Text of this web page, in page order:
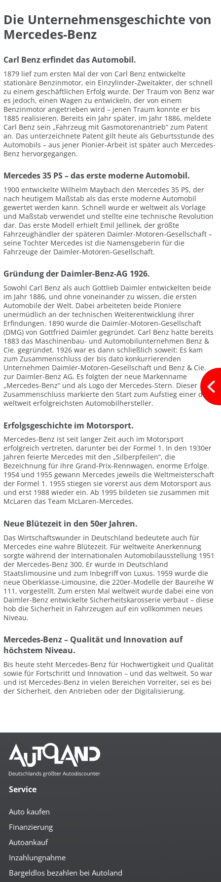
Die Unternehmensgeschichte von
Mercedes-Benz
Carl Benz erfindet das Automobil.
1879 lief zum ersten Mal der von Carl Benz entwickelte
stationäre Benzinmotor, ein Einzylinder-Zweitakter, der schnell
zu einem geschäftlichen Erfolg wurde. Der Traum von Benz war
es jedoch, einen Wagen zu entwickeln, der von einem
Benzinmotor angetrieben wird – jenen Traum konnte er bis
1885 realisieren. Bereits ein Jahr später, im Jahr 1886, meldete
Carl Benz sein „Fahrzeug mit Gasmotorenantrieb“ zum Patent
an. Das unterzeichnete Patent gilt heute als Geburtsstunde des
Automobils – aus jener Pionier-Arbeit ist später auch Mercedes-
Benz hervorgegangen.
Mercedes 35 PS – das erste moderne Automobil.
1900 entwickelte Wilhelm Maybach den Mercedes 35 PS, der
nach heutigem Maßstab als das erste moderne Automobil
gewertet werden kann. Schnell wurde er weltweit als Vorlage
und Maßstab verwendet und stellte eine technische Revolution
dar. Das erste Modell erhielt Emil Jellinek, der größte
Fahrzeughändler der späteren Daimler-Motoren-Gesellschaft –
seine Tochter Mercedes ist die Namensgeberin für die
Fahrzeuge der Daimler-Motoren-Gesellschaft.
Gründung der Daimler-Benz-AG 1926.
Sowohl Carl Benz als auch Gottlieb Daimler entwickelten beide
im Jahr 1886, und ohne voneinander zu wissen, die ersten
Automobile der Welt. Dabei arbeiteten beide Pioniere
unermüdlich an der technischen Weiterentwicklung ihrer
Erfindungen. 1890 wurde die Daimler-Motoren-Gesellschaft
(DMG) von Gottfried Daimler gegründet. Carl Benz hatte bereits
1883 das Maschinenbau- und Automobilunternehmen Benz &
Cie. gegründet. 1926 war es dann schließlich soweit: Es kam
zum Zusammenschluss der bis dato konkurrierenden
Unternehmen Daimler-Motoren-Gesellschaft und Benz & Cie.
zur Daimler-Benz AG. Es folgten der neue Markenname
„Mercedes-Benz“ und als Logo der Mercedes-Stern. Dieser
Zusammenschluss markierte den Start zum Aufstieg einer der
weltweit erfolgreichsten Automobilhersteller.
Erfolgsgeschichte im Motorsport.
Mercedes-Benz ist seit langer Zeit auch im Motorsport
erfolgreich vertreten, darunter bei der Formel 1. In den 1930er
Jahren feierte Mercedes mit den „Silberpfeilen“, die
Bezeichnung für ihre Grand-Prix-Rennwagen, enorme Erfolge.
1954 und 1955 gewann Mercedes jeweils die Weltmeisterschaft
der Formel 1. 1955 stiegen sie vorerst aus dem Motorsport aus
und erst 1988 wieder ein. Ab 1995 bildeten sie zusammen mit
McLaren das Team McLaren-Mercedes.
Neue Blütezeit in den 50er Jahren.
Das Wirtschaftswunder in Deutschland bedeutete auch für
Mercedes eine wahre Blütezeit. Für weltweite Anerkennung
sorgte während der Internationalen Automobilausstellung 1951
der Mercedes-Benz 300. Er wurde in Deutschland
Staatslimousine und zum Inbegriff von Luxus. 1959 wurde die
neue Oberklasse-Limousine, die 220er-Modelle der Baureihe W
111, vorgestellt. Zum ersten Mal weltweit wurde dabei eine von
Daimler-Benz entwickelte Sicherheitskarosserie verbaut – diese
hob die Sicherheit in Fahrzeugen auf ein vollkommen neues
Niveau.
Mercedes-Benz – Qualität und Innovation auf
höchstem Niveau.
Bis heute steht Mercedes-Benz für Hochwertigkeit und Qualität
sowie für Fortschritt und Innovation – und das weltweit. So war
und ist Mercedes-Benz in vielen Bereichen Vorreiter, sei es bei
der Sicherheit, den Antrieben oder der Digitalisierung.
Service
Auto kaufen
Finanzierung
Autoankauf
Inzahlungnahme
Bargeldlos bezahlen bei Autoland